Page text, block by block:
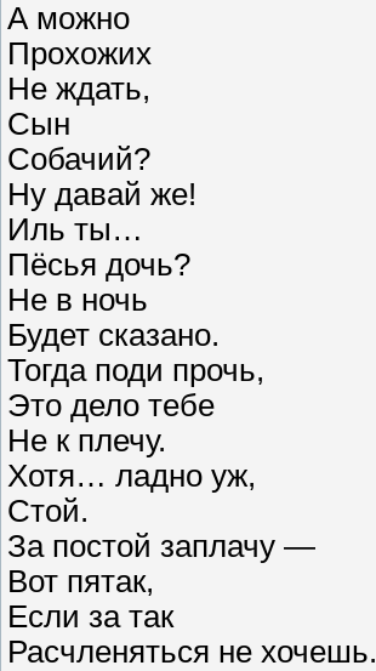
А можно
Прохожих
Не ждать,
Сын
Собачий?
Ну давай же!
Иль ты…
Пёсья дочь?
Не в ночь
Будет сказано.
Тогда поди прочь,
Это дело тебе
Не к плечу.
Хотя… ладно уж,
Стой.
За постой заплачу —
Вот пятак,
Если за так
Расчленяться не хочешь.